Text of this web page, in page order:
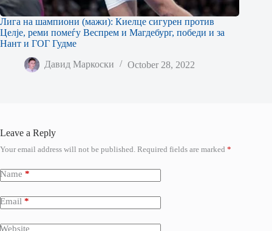
Лига на шампиони (мажи): Киелце сигурен против
Целје, реми помеѓу Веспрем и Магдебург, победи и за
Нант и ГОГ Гудме
Давид Маркоски October 28, 2022
Leave a Reply
Your email address will not be published. Required fields are marked *
Name *
Email *
Website